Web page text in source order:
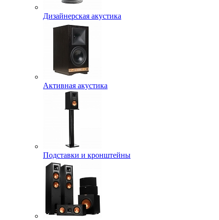
Дизайнерская акустика
Активная акустика
Подставки и кронштейны